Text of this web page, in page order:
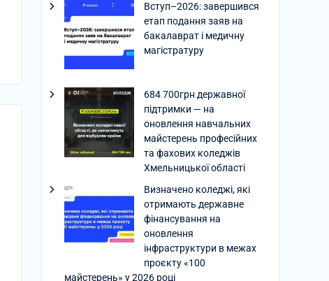
Вступ–2026: завершився
етап подання заяв на
бакалаврат і медичну
магістратуру
684 700грн державної
підтримки — на
оновлення навчальних
майстерень професійних
та фахових коледжів
Хмельницької області
Визначено коледжі, які
отримають державне
фінансування на
оновлення
інфраструктури в межах
проєкту «100
майстерень» у 2026 році